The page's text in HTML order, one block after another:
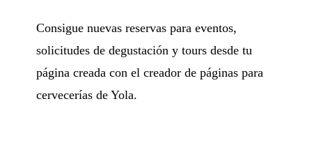
Consigue nuevas reservas para eventos,
solicitudes de degustación y tours desde tu
página creada con el creador de páginas para
cervecerías de Yola.